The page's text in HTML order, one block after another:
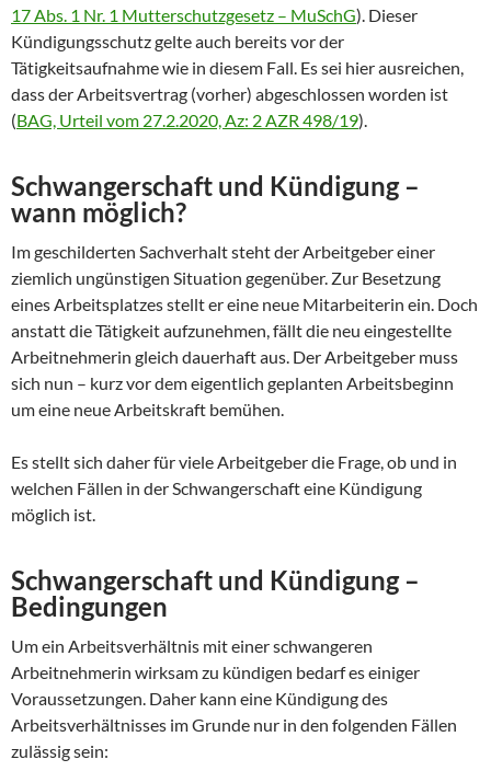
17 Abs. 1 Nr. 1 Mutterschutzgesetz – MuSchG). Dieser
Kündigungsschutz gelte auch bereits vor der
Tätigkeitsaufnahme wie in diesem Fall. Es sei hier ausreichen,
dass der Arbeitsvertrag (vorher) abgeschlossen worden ist
(BAG, Urteil vom 27.2.2020, Az: 2 AZR 498/19).
Schwangerschaft und Kündigung –
wann möglich?
Im geschilderten Sachverhalt steht der Arbeitgeber einer
ziemlich ungünstigen Situation gegenüber. Zur Besetzung
eines Arbeitsplatzes stellt er eine neue Mitarbeiterin ein. Doch
anstatt die Tätigkeit aufzunehmen, fällt die neu eingestellte
Arbeitnehmerin gleich dauerhaft aus. Der Arbeitgeber muss
sich nun – kurz vor dem eigentlich geplanten Arbeitsbeginn
um eine neue Arbeitskraft bemühen.
Es stellt sich daher für viele Arbeitgeber die Frage, ob und in
welchen Fällen in der Schwangerschaft eine Kündigung
möglich ist.
Schwangerschaft und Kündigung –
Bedingungen
Um ein Arbeitsverhältnis mit einer schwangeren
Arbeitnehmerin wirksam zu kündigen bedarf es einiger
Voraussetzungen. Daher kann eine Kündigung des
Arbeitsverhältnisses im Grunde nur in den folgenden Fällen
zulässig sein: